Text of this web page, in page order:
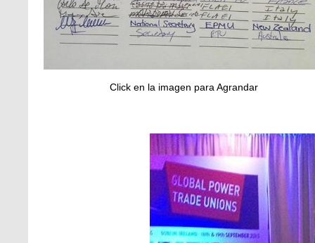
Click en la imagen para Agrandar